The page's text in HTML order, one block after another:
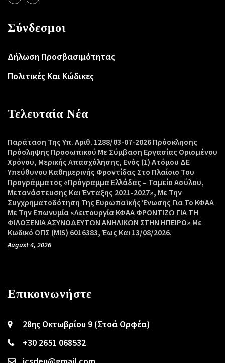
Σύνδεσμοι
Δήλωση Προσβασιμότητας
Πολιτικές Και Κώδικες
Τελευταία Νέα
Παράταση Της Υπ. Αριθ. 1288/03-07-2026 Πρόσκλησης
Πρόσληψης Προσωπικού Με Σύμβαση Εργασίας Ορισμένου
Χρόνου, Μερικής Απασχόλησης, Ενός (1) Ατόμου ΔΕ
Υπεύθυνου Καθημερινής Φροντίδας Στο Πλαίσιο Του
Προγράμματος «Πρόγραμμα Ελλάδας – Ταμείο Ασύλου,
Μετανάστευσης Και Ένταξης 2021-2027», Με Την
Συγχρηματοδότηση Της Ευρωπαϊκής Ένωσης Για Το ΚΦΑΑ
Με Την Επωνυμία «Λειτουργία ΚΦΑΑ ΦΡΟΝΤΙΖΩ ΓΙΑ ΤΗ
ΦΙΛΟΞΕΝΙΑ ΑΣΥΝΟΔΕΥΤΩΝ ΑΝΗΛΙΚΩΝ ΣΤΗΝ ΗΠΕΙΡΟ» Με
Κωδικό ΟΠΣ (MIS) 6016383, Έως Και 13/08/2026.
August 4, 2026
Επικοινωνήστε
28ης Οκτωβρίου 9 (Στοά Ορφέα)
+30 2651 068532